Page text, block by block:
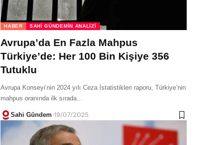
HABER SAHI GÜNDEMIN ANALIZI
Avrupa’da En Fazla Mahpus
Türkiye’de: Her 100 Bin Kişiye 356
Tutuklu
Avrupa Konseyi’nin 2024 yılı Ceza İstatistikleri raporu, Türkiye’nin
mahpus oranında ilk sırada…
Sahi Gündem 19/07/2025